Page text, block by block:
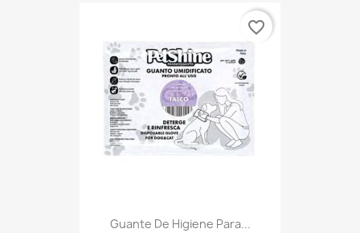
Guante De Higiene Para...
favorite_border